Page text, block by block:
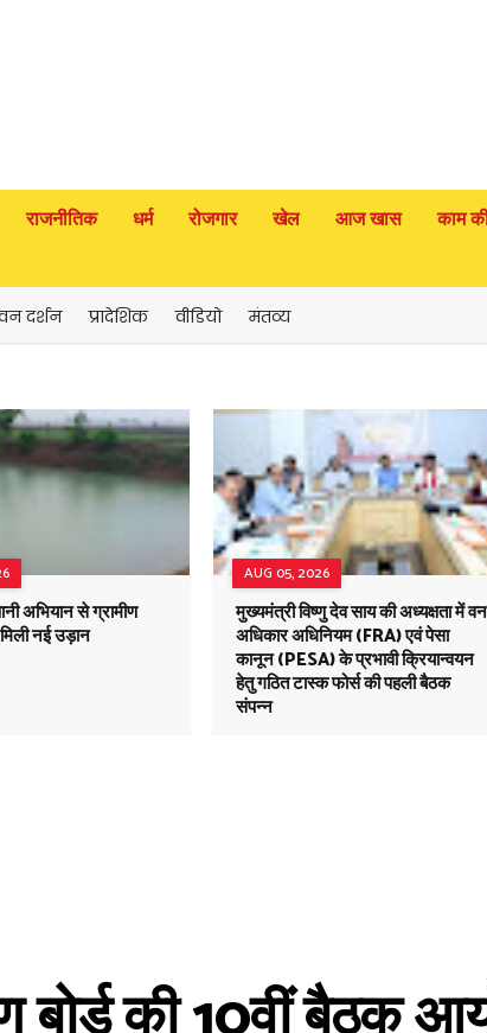
राजनीतिक धर्म रोजगार खेल आज खास काम
दर्शन प्रादेशिक वीडियो मंतव्य
अभियान से ग्रामीण
नई उड़ान
AUG 05, 2026
मुख्यमंत्री विष्णु देव साय की अध्यक्षता में वन
अधिकार अधिनियम (FRA) एवं पेसा
कानून (PESA) के प्रभावी क्रियान्वयन
हेतु गठित टास्क फोर्स की पहली बैठक
संपन्न